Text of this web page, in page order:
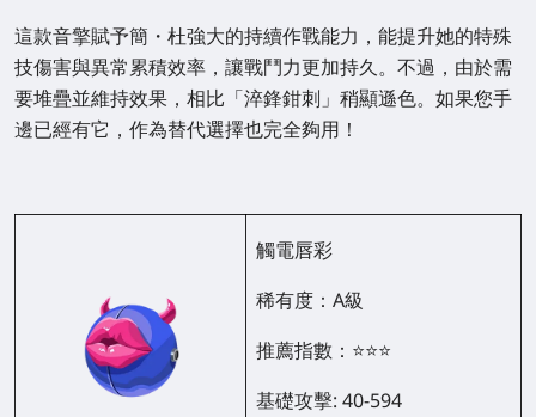
這款音擎賦予簡・杜強大的持續作戰能力，能提升她的特殊
技傷害與異常累積效率，讓戰鬥力更加持久。不過，由於需
要堆疊並維持效果，相比「淬鋒鉗刺」稍顯遜色。如果您手
邊已經有它，作為替代選擇也完全夠用！
觸電唇彩
稀有度：A級
推薦指數：⭐⭐⭐
基礎攻擊: 40-594